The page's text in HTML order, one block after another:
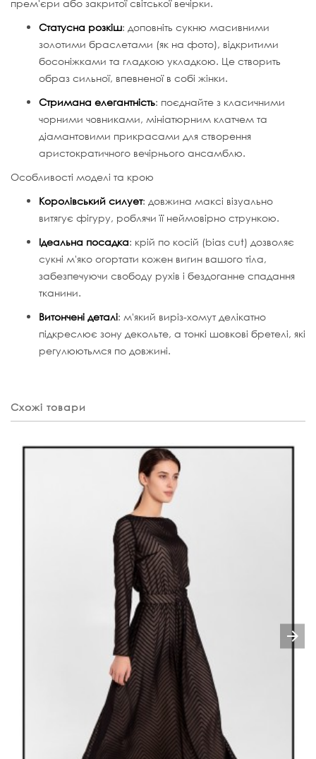
прем'єри або закритої світської вечірки.
Статусна розкіш: доповніть сукню масивними
золотими браслетами (як на фото), відкритими
босоніжками та гладкою укладкою. Це створить
образ сильної, впевненої в собі жінки.
Стримана елегантність: поєднайте з класичними
чорними човниками, мініатюрним клатчем та
діамантовими прикрасами для створення
аристократичного вечірнього ансамблю.
Особливості моделі та крою
Королівський силует: довжина максі візуально
витягує фігуру, роблячи її неймовірно стрункою.
Ідеальна посадка: крій по косій (bias cut) дозволяє
сукні м'яко огортати кожен вигин вашого тіла,
забезпечуючи свободу рухів і бездоганне спадання
тканини.
Витончені деталі: м'який виріз-хомут делікатно
підкреслює зону декольте, а тонкі шовкові бретелі, які
регулюютьмся по довжині.
Схожі товари